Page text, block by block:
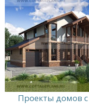
Проекты домов с